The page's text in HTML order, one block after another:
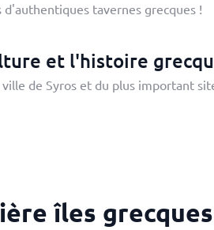
d'authentiques tavernes grecques !
et l'histoire
de Syros et du plus important
îles